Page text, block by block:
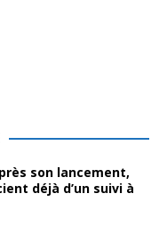
son lancement,
déjà d’un suivi à